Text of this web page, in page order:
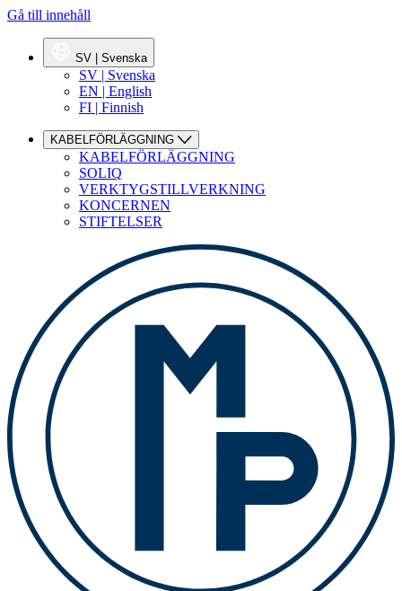
Gå till innehåll
SV | Svenska
SV | Svenska
EN | English
FI | Finnish
KABELFÖRLÄGGNING
KABELFÖRLÄGGNING
SOLIQ
VERKTYGSTILLVERKNING
KONCERNEN
STIFTELSER